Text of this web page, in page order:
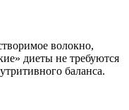
волокно,
диеты не требуются
баланса.